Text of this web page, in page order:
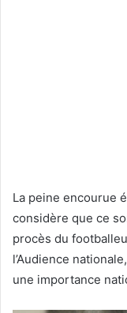
La peine encourue
considère que ce
procès du
l’Audience
une importance